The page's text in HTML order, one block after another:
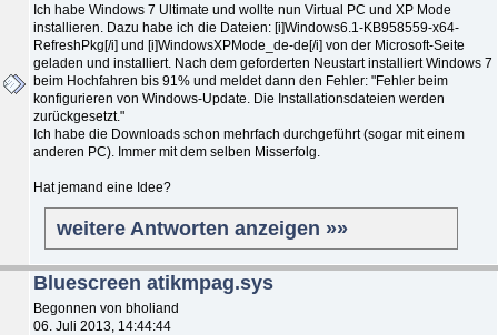
Ich habe Windows 7 Ultimate und wollte nun Virtual PC und XP Mode
installieren. Dazu habe ich die Dateien: [i]Windows6.1-KB958559-x64-
RefreshPkg[/i] und [i]WindowsXPMode_de-de[/i] von der Microsoft-Seite
geladen und installiert. Nach dem geforderten Neustart installiert Windows 7
beim Hochfahren bis 91% und meldet dann den Fehler: "Fehler beim
konfigurieren von Windows-Update. Die Installationsdateien werden
zurückgesetzt."
Ich habe die Downloads schon mehrfach durchgeführt (sogar mit einem
anderen PC). Immer mit dem selben Misserfolg.
Hat jemand eine Idee?
weitere Antworten anzeigen »»
Bluescreen atikmpag.sys
Begonnen von bholiand
06. Juli 2013, 14:44:44